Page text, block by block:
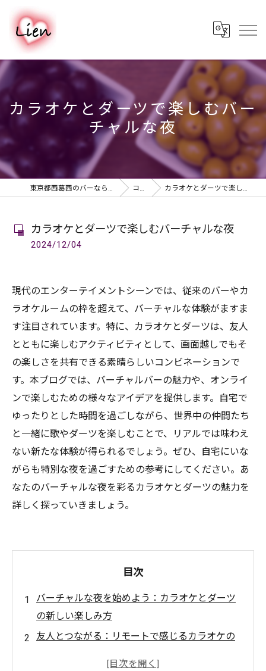
カラオケとダーツで楽しむバー
チャルな夜
東京都西葛西のバーならPUB & BAR Lien コラム カラオケとダーツで楽しむバーチャルな夜
カラオケとダーツで楽しむバーチャルな夜
2024/12/04
現代のエンターテイメントシーンでは、従来のバーやカ
ラオケルームの枠を超えて、バーチャルな体験がますま
す注目されています。特に、カラオケとダーツは、友人
とともに楽しむアクティビティとして、画面越しでもそ
の楽しさを共有できる素晴らしいコンビネーションで
す。本ブログでは、バーチャルバーの魅力や、オンライ
ンで楽しむための様々なアイデアを提供します。自宅で
ゆったりとした時間を過ごしながら、世界中の仲間たち
と一緒に歌やダーツを楽しむことで、リアルでは味わえ
ない新たな体験が得られるでしょう。ぜひ、自宅にいな
がらも特別な夜を過ごすための参考にしてください。あ
なたのバーチャルな夜を彩るカラオケとダーツの魅力を
詳しく探っていきましょう。
目次
バーチャルな夜を始めよう：カラオケとダーツ
の新しい楽しみ方
友人とつながる：リモートで感じるカラオケの